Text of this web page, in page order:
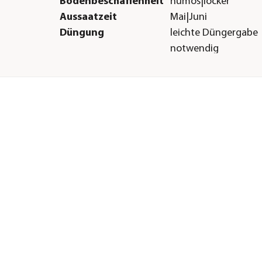
Aussaatzeit
Mai|Juni
Düngung
leichte Düngergabe
notwendig